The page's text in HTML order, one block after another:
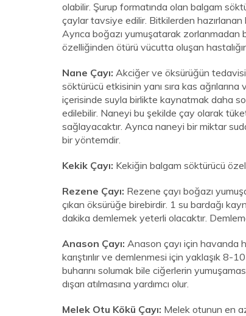
olabilir. Şurup formatında olan balgam
çaylar tavsiye edilir. Bitkilerden
Ayrıca boğazı yumuşatarak zorlanmadan
özelliğinden ötürü vücutta oluşan
Nane Çayı: Akciğer ve öksürüğün
söktürücü etkisinin yanı sıra kas
içerisinde suyla birlikte kaynatmak daha
edilebilir. Naneyi bu şekilde çay olarak
sağlayacaktır. Ayrıca naneyi bir miktar
bir yöntemdir.
Kekik Çayı: Kekiğin balgam söktürücü
Rezene Çayı: Rezene çayı boğazı
çıkan öksürüğe birebirdir. 1 su bardağı
dakika demlemek yeterli olacaktır.
Anason Çayı: Anason çayı için havanda
karıştırılır ve demlenmesi için yaklaşık
buharını solumak bile ciğerlerin
dışarı atılmasına yardımcı olur.
Melek Otu Kökü Çayı: Melek otunun en